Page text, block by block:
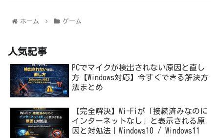
ホーム ゲーム
人気記事
PCでマイクが検出されない原因と直し
方【Windows対応】今すぐできる解決方
法まとめ
【完全解決】Wi-Fiが「接続済みなのに
インターネットなし」と表示される原
因と対処法｜Windows10 / Windows11